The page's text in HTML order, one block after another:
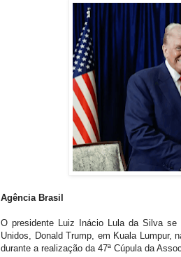
Agência Brasil
O presidente Luiz Inácio Lula da Silva
Unidos, Donald Trump, em Kuala Lumpur,
durante a realização da 47ª Cúpula da